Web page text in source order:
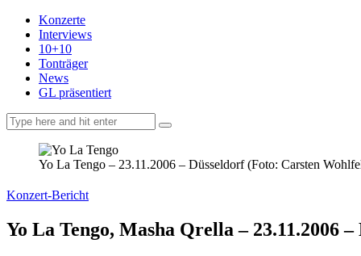
Konzerte
Interviews
10+10
Tonträger
News
GL präsentiert
Yo La Tengo – 23.11.2006 – Düsseldorf (Foto: Carsten
Konzert-Bericht
Yo La Tengo, Masha Qrella – 23.11.2006